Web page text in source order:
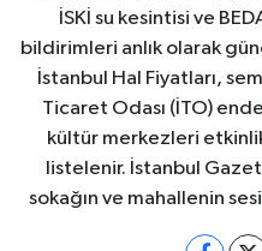
İSKİ su kesintisi ve
bildirimleri anlık olarak
İstanbul Hal Fiyatları,
Ticaret Odası (İTO)
kültür merkezleri
listelenir. İstanbul
sokağın ve mahallenin